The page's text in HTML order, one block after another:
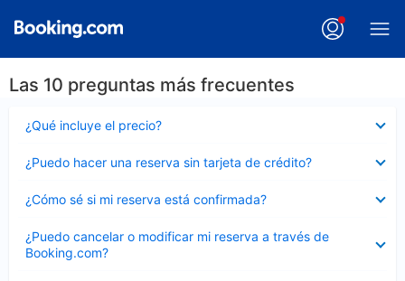
Las 10 preguntas más frecuentes
¿Qué incluye el precio?
cerrado
¿Puedo hacer una reserva sin tarjeta de crédito?
cerrado
¿Cómo sé si mi reserva está confirmada?
cerrado
¿Puedo cancelar o modificar mi reserva a través de
Booking.com?
cerrado